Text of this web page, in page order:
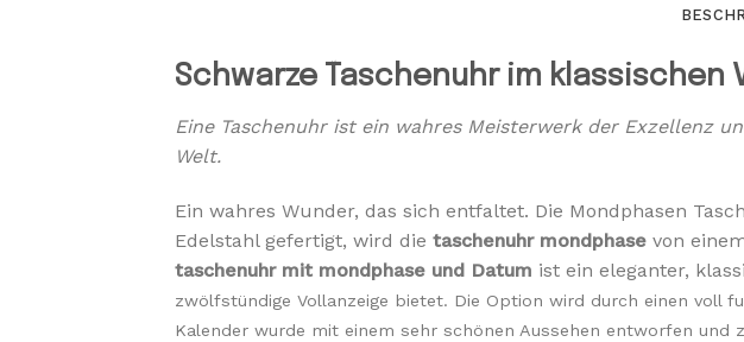
Schwarze Taschenuhr im klassischen
Eine Taschenuhr ist ein wahres Meisterwerk der Exzellenz
Welt.
Ein wahres Wunder, das sich entfaltet. Die Mondphasen
Edelstahl gefertigt, wird die taschenuhr mondphase von
taschenuhr mit mondphase und Datum ist ein eleganter,
zwölfstündige Vollanzeige bietet. Die Option wird durch einen voll
Kalender wurde mit einem sehr schönen Aussehen entworfen und